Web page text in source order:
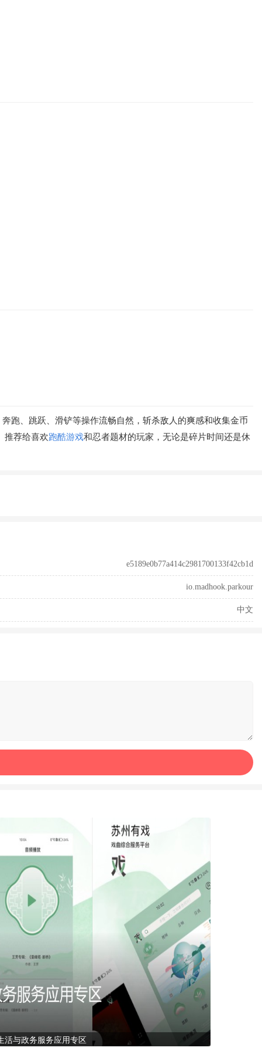
跑、跳跃、滑铲等操作流畅自然，斩杀敌人的爽感和收集金币
推荐给喜欢跑酷游戏和忍者题材的玩家，无论是碎片时间还是休
e5189e0b77a414c2981700133f42cb1d
io.madhook.parkour
中文
活与政务服务应用专区